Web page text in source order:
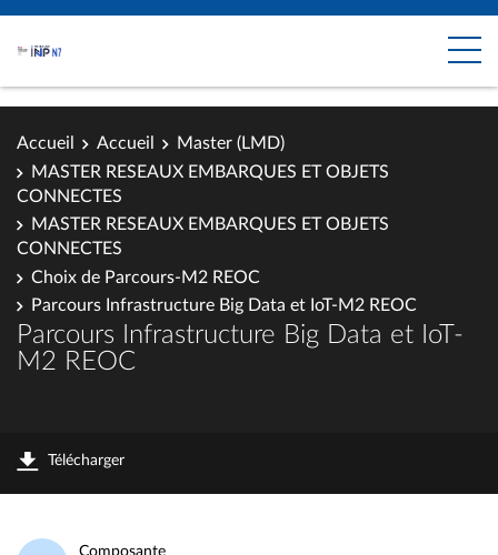
Accueil Accueil
Master (LMD)
MASTER RESEAUX EMBARQUES ET OBJETS
CONNECTES
MASTER RESEAUX EMBARQUES ET OBJETS
CONNECTES
Choix de Parcours-M2 REOC
Parcours Infrastructure Big Data et IoT-M2 REOC
Parcours Infrastructure Big Data et IoT-
M2 REOC
Télécharger
Composante